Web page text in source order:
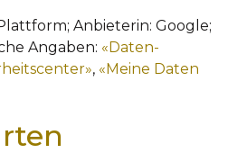
Anbieterin: Google;
Angaben: «Daten-
, «Meine Daten